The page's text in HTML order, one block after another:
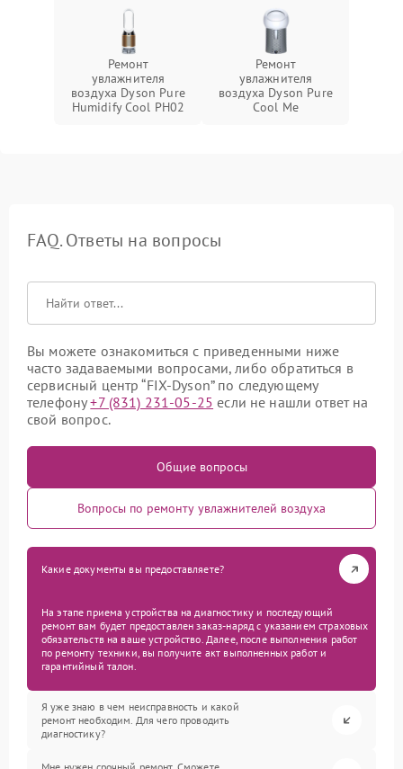
Ремонт
увлажнителя
воздуха Dyson Pure
Humidify Cool PH02
Ремонт
увлажнителя
воздуха Dyson Pure
Cool Me
FAQ. Ответы на вопросы
Вы можете ознакомиться с приведенными ниже
часто задаваемыми вопросами, либо обратиться в
сервисный центр “FIX-Dyson” по следующему
телефону+7 (831) 231-05-25 если не нашли ответ на
свой вопрос.
Общие вопросы
Вопросы по ремонту увлажнителей воздуха
Какие документы вы предоставляете?
На этапе приема устройства на диагностику и последующий
ремонт вам будет предоставлен заказ-наряд с указанием страховых
обязательств на ваше устройство. Далее, после выполнения работ
по ремонту техники, вы получите акт выполненных работ и
гарантийный талон.
Я уже знаю в чем неисправность и какой
ремонт необходим. Для чего проводить
диагностику?
Мне нужен срочный ремонт. Сможете